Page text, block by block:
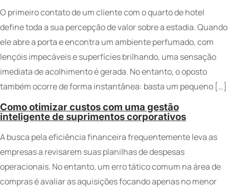
O primeiro contato de um cliente com o quarto de hotel
define toda a sua percepção de valor sobre a estadia. Quando
ele abre a porta e encontra um ambiente perfumado, com
lençóis impecáveis e superfícies brilhando, uma sensação
imediata de acolhimento é gerada. No entanto, o oposto
também ocorre de forma instantânea: basta um pequeno […]
Como otimizar custos com uma gestão
inteligente de suprimentos corporativos
A busca pela eficiência financeira frequentemente leva as
empresas a revisarem suas planilhas de despesas
operacionais. No entanto, um erro tático comum na área de
compras é avaliar as aquisições focando apenas no menor